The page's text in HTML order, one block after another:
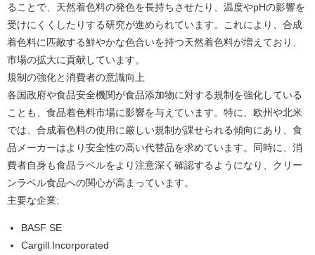
ることで、天然着色料の発色を長持ちさせたり、温度やpHの影響を
受けにくくしたりする研究が進められています。これにより、合成
着色料に匹敵する鮮やかな色合いを持つ天然着色料が増えており、
市場の拡大に貢献しています。
規制の強化と消費者の意識向上
各国政府や食品安全機関が食品添加物に対する規制を強化している
ことも、食品着色料市場に影響を与えています。特に、欧州や北米
では、合成着色料の使用に厳しい規制が課せられる傾向にあり、食
品メーカーはより安全性の高い代替品を求めています。同時に、消
費者自身も食品ラベルをより注意深く確認するようになり、クリー
ンラベル食品への関心が高まっています。
主要な企業:
BASF SE
Cargill Incorporated